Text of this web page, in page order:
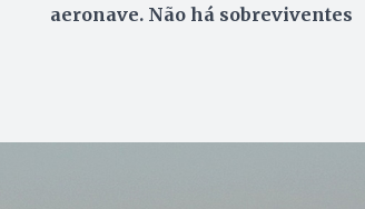
aeronave. Não há sobreviventes